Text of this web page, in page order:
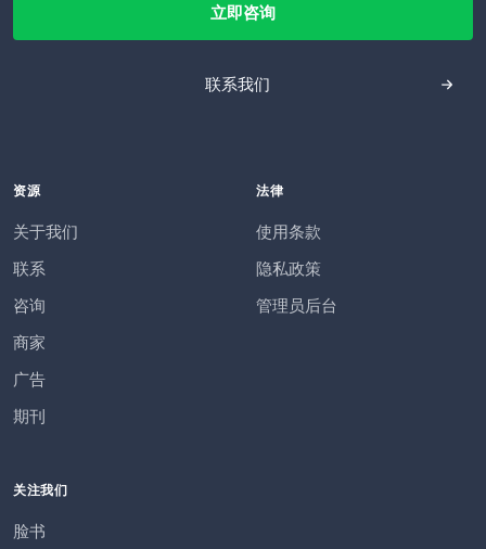
立即咨询
联系我们
资源
关于我们
联系
咨询
商家
广告
期刊
法律
使用条款
隐私政策
管理员后台
关注我们
脸书